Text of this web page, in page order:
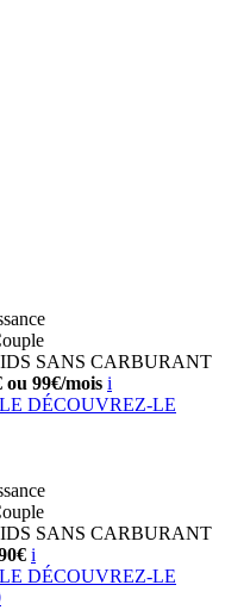
SANS CARBURANT
99€/mois i
DÉCOUVREZ-LE
SANS CARBURANT
i
DÉCOUVREZ-LE